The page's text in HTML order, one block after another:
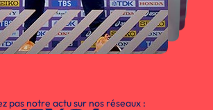
pas notre actu sur nos réseaux :